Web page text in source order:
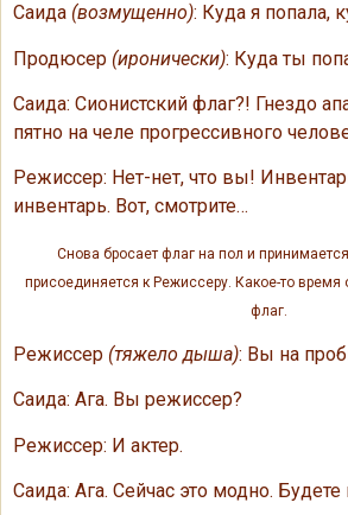
Саида (возмущенно): Куда я попала,
Продюсер (иронически): Куда ты
Саида: Сионистский флаг?! Гнездо
пятно на челе прогрессивного
Режиссер: Нет-нет, что вы!
инвентарь. Вот, смотрите…
Снова бросает флаг на пол и
присоединяется к Режиссеру. Какое-то время
флаг.
Режиссер (тяжело дыша): Вы на
Саида: Ага. Вы режиссер?
Режиссер: И актер.
Саида: Ага. Сейчас это модно. Будете